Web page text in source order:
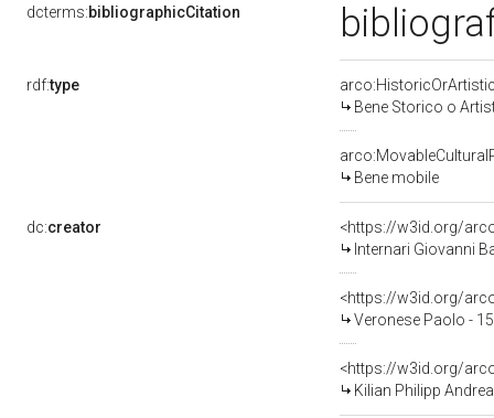
dcterms:bibliographicCitation
rdf:type
Bene Storico o
Bene mobile
dc:creator
<https://w3id.org/
Internari Giovanni
<https://w3id.org/
Veronese Paolo -
<https://w3id.org/
Kilian Philipp